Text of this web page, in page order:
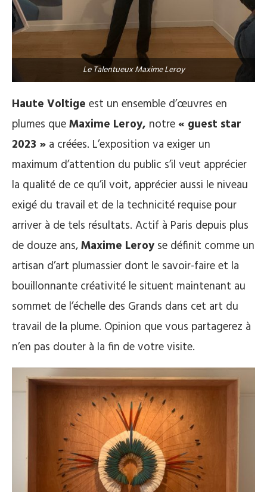
Le Talentueux Maxime Leroy
Haute Voltige est un ensemble d’œuvres en
plumes queMaxime Leroy, notre« guest star
2023 » a créées. L’exposition va exiger un
maximum d’attention du public s’il veut apprécier
la qualité de ce qu’il voit, apprécier aussi le niveau
exigé du travail et de la technicité requise pour
arriver à de tels résultats. Actif à Paris depuis plus
de douze ans,Maxime Leroy se définit comme un
artisan d’art plumassier dont le savoir-faire et la
bouillonnante créativité le situent maintenant au
sommet de l’échelle des Grands dans cet art du
travail de la plume. Opinion que vous partagerez à
n’en pas douter à la fin de votre visite.